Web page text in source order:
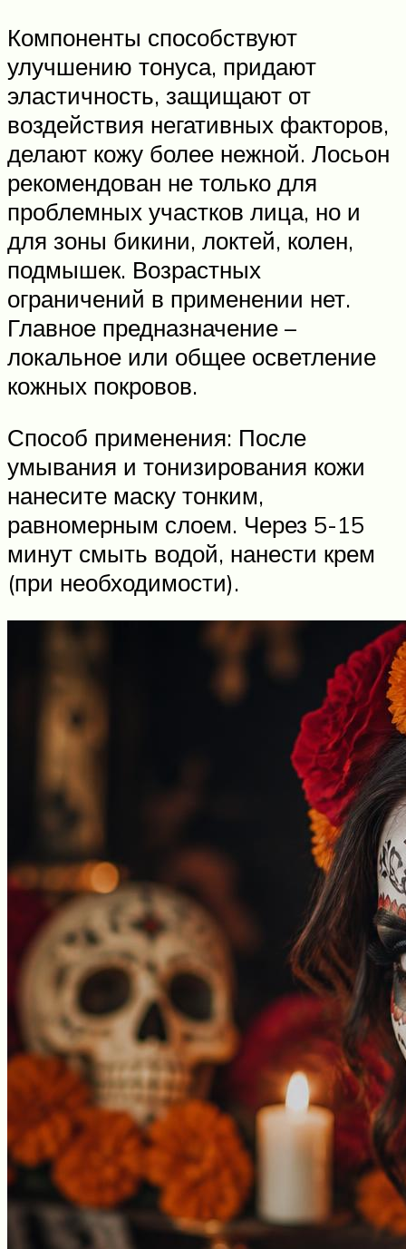
Компоненты способствуют
улучшению тонуса, придают
эластичность, защищают от
воздействия негативных факторов,
делают кожу более нежной. Лосьон
рекомендован не только для
проблемных участков лица, но и
для зоны бикини, локтей, колен,
подмышек. Возрастных
ограничений в применении нет.
Главное предназначение –
локальное или общее осветление
кожных покровов.
Способ применения: После
умывания и тонизирования кожи
нанесите маску тонким,
равномерным слоем. Через 5-15
минут смыть водой, нанести крем
(при необходимости).